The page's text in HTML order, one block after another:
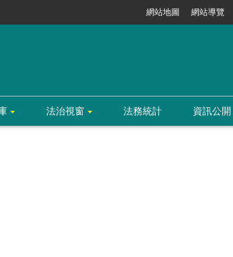
網站地圖 網站導覽
法治視窗 法務統計 資訊公開